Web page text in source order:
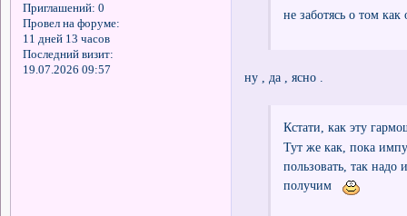
Приглашений: 0
Провел на форуме:
11 дней 13 часов
Последний визит:
19.07.2026 09:57
не заботясь о том
ну , да , ясно .
Кстати, как эту
Тут же как, пока
пользовать, так надо
получим